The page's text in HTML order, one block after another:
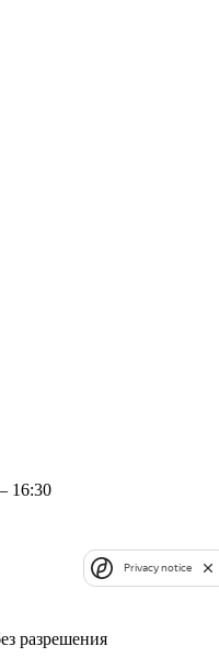
разрешения
Privacy notice